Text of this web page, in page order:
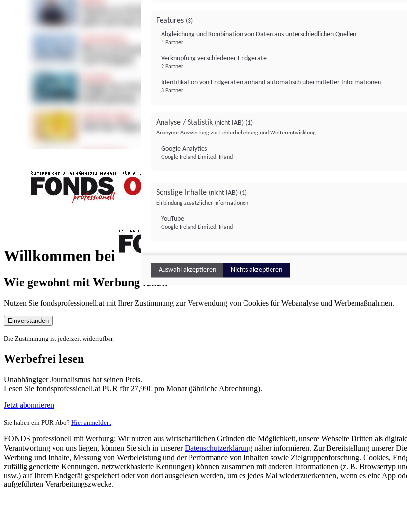
Willkommen bei
FONDS professionell
Wie gewohnt mit Werbung lesen
Nutzen Sie fondsprofessionell.at mit Ihrer Zustimmung zur Verwendung von Cookies für Webanalyse und Werbemaßnahmen.
Einverstanden
Die Zustimmung ist jederzeit widerrufbar.
Werbefrei lesen
Unabhängiger Journalismus hat seinen Preis.
Lesen Sie fondsprofessionell.at PUR für 27,99€ pro Monat (jährliche Abrechnung).
Jetzt abonnieren
Sie haben ein PUR-Abo? Hier anmelden.
FONDS professionell mit Werbung: Wir nutzen aus wirtschaftlichen Gründen die Möglichkeit, unsere Webseite Dritten als
Verantwortung von uns liegen, können Sie sich in unsererDatenschutzerklärung näher informieren. Zur Bereitstellung unserer
Werbung und Inhalte, Messung von Werbeleistung und der Performance von Inhalten sowie Zielgruppenforschung. Cookies,
zufällig generierte Kennungen, netzwerkbasierte Kennungen) können zusammen mit anderen Informationen (z. B. Browsertyp
usw.) auf Ihrem Endgerät gespeichert oder von dort ausgelesen werden, um es jedes Mal wiederzuerkennen, wenn es eine App
aufgeführten Verarbeitungszwecke.
Features (3)
Abgleichung und Kombination von Daten aus unterschiedlichen Quellen
1 Partner
Verknüpfung verschiedener Endgeräte
2 Partner
Identifikation von Endgeräten anhand automatisch übermittelter Informationen
3 Partner
Analyse / Statistik (nicht IAB) (1)
Anonyme Auswertung zur Fehlerbehebung und Weiterentwicklung
Google Analytics
Google Ireland Limited, Irland
Sonstige Inhalte (nicht IAB) (1)
Einbindung zusätzlicher Informationen
YouTube
Google Ireland Limited, Irland
Auswahl akzeptieren Nichts akzeptieren